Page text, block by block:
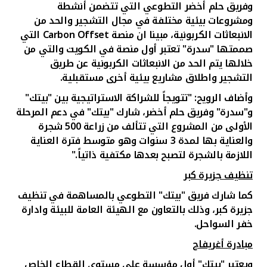
وفريق حلم أخضر التطوعي التي تتضمن أنشطة
ومشروعات بيئية مختلفة في مجال التشجير والحد من
الانبعاثات الكربونية، مبينا ان منصةCarbon Offset التي
صممتها "سدرة" تعتبر أول منصة في الكويت والتي من
خلالها يتم الحد من الانبعاثات الكربونية عن طريق
التشجير واطلاق مشاريع بيئية أخرى مستقبلية.
وأضاف الرويح: "تتويجاً للشراكة الاستراتيجية بين "بيتك"
و"سدرة" وفريق حلم أخضر، شارك "بيتك" في دعم المرحلة
الأولى من المشروع التي تتألف من زراعة 500 شجرة
والعناية بها لمدة 3 سنوات وهو متوسط فترة العناية
اللازمة بالشجرة لتصبح بعدها مكتفية ذاتياً."
تنظيف جزيرة كبر
كما شارك فريق "بيتك" التطوعي بالمساهمة في تنظيف
جزيرة كبر، وذلك بالتعاون مع الهيئة العامة للبيئة وادارة
خفر السواحل.
مبادرة أغريفاج